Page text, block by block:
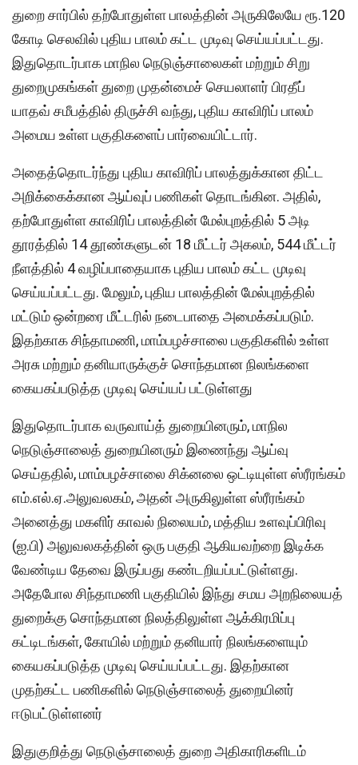
துறை சார்பில் தற்போதுள்ள பாலத்தின் அருகிலேயே ரூ.120
கோடி செலவில் புதிய பாலம் கட்ட முடிவு செய்யப்பட்டது.
இதுதொடர்பாக மாநில நெடுஞ்சாலைகள் மற்றும் சிறு
துறைமுகங்கள் துறை முதன்மைச் செயலாளர் பிரதீப்
யாதவ் சமீபத்தில் திருச்சி வந்து, புதிய காவிரிப் பாலம்
அமைய உள்ள பகுதிகளைப் பார்வையிட்டார்.
அதைத்தொடர்ந்து புதிய காவிரிப் பாலத்துக்கான திட்ட
அறிக்கைக்கான ஆய்வுப் பணிகள் தொடங்கின. அதில்,
தற்போதுள்ள காவிரிப் பாலத்தின் மேல்புறத்தில் 5 அடி
தூரத்தில் 14 தூண்களுடன் 18 மீட்டர் அகலம், 544 மீட்டர்
நீளத்தில் 4 வழிப்பாதையாக புதிய பாலம் கட்ட முடிவு
செய்யப்பட்டது. மேலும், புதிய பாலத்தின் மேல்புறத்தில்
மட்டும் ஒன்றரை மீட்டரில் நடைபாதை அமைக்கப்படும்.
இதற்காக சிந்தாமணி, மாம்பழச்சாலை பகுதிகளில் உள்ள
அரசு மற்றும் தனியாருக்குச் சொந்தமான நிலங்களை
கையகப்படுத்த முடிவு செய்யப் பட்டுள்ளது
இதுதொடர்பாக வருவாய்த் துறையினரும், மாநில
நெடுஞ்சாலைத் துறையினரும் இணைந்து ஆய்வு
செய்ததில், மாம்பழச்சாலை சிக்னலை ஒட்டியுள்ள ஸ்ரீரங்கம்
எம்.எல்.ஏ.அலுவலகம், அதன் அருகிலுள்ள ஸ்ரீரங்கம்
அனைத்து மகளிர் காவல் நிலையம், மத்திய உளவுப்பிரிவு
(ஐ.பி) அலுவலகத்தின் ஒரு பகுதி ஆகியவற்றை இடிக்க
வேண்டிய தேவை இருப்பது கண்டறியப்பட்டுள்ளது.
அதேபோல சிந்தாமணி பகுதியில் இந்து சமய அறநிலையத்
துறைக்கு சொந்தமான நிலத்திலுள்ள ஆக்கிரமிப்பு
கட்டிடங்கள், கோயில் மற்றும் தனியார் நிலங்களையும்
கையகப்படுத்த முடிவு செய்யப்பட்டது. இதற்கான
முதற்கட்ட பணிகளில் நெடுஞ்சாலைத் துறையினர்
ஈடுபட்டுள்ளனர்
இதுகுறித்து நெடுஞ்சாலைத் துறை அதிகாரிகளிடம்